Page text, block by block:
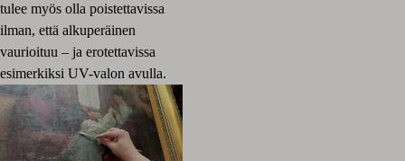
tulee myös olla poistettavissa
ilman, että alkuperäinen
vaurioituu – ja erotettavissa
esimerkiksi UV-valon avulla.